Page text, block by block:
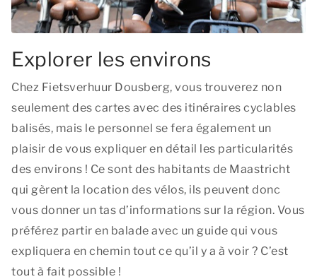
Explorer les environs
Chez Fietsverhuur Dousberg, vous trouverez non
seulement des cartes avec des itinéraires cyclables
balisés, mais le personnel se fera également un
plaisir de vous expliquer en détail les particularités
des environs ! Ce sont des habitants de Maastricht
qui gèrent la location des vélos, ils peuvent donc
vous donner un tas d’informations sur la région. Vous
préférez partir en balade avec un guide qui vous
expliquera en chemin tout ce qu’il y a à voir ? C’est
tout à fait possible !